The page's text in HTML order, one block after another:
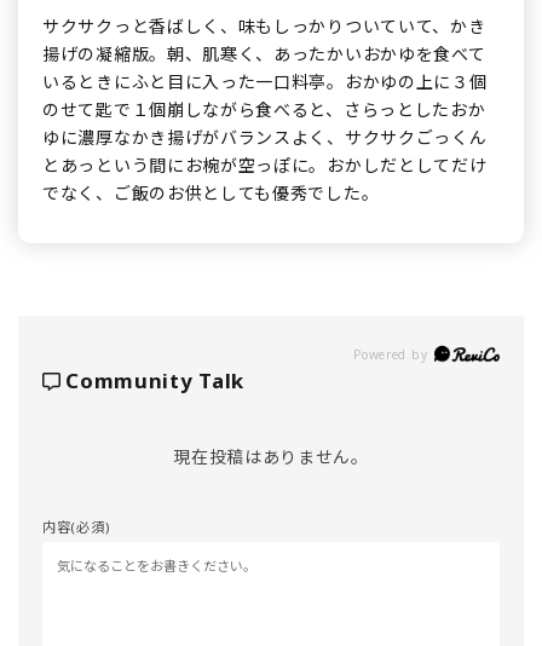
サクサクっと香ばしく、味もしっかりついていて、かき
揚げの凝縮版。朝、肌寒く、あったかいおかゆを食べて
いるときにふと目に入った一口料亭。おかゆの上に３個
のせて匙で１個崩しながら食べると、さらっとしたおか
ゆに濃厚なかき揚げがバランスよく、サクサクごっくん
とあっという間にお椀が空っぽに。おかしだとしてだけ
でなく、ご飯のお供としても優秀でした。
Powered by
Community Talk
現在投稿はありません。
内容(必須)